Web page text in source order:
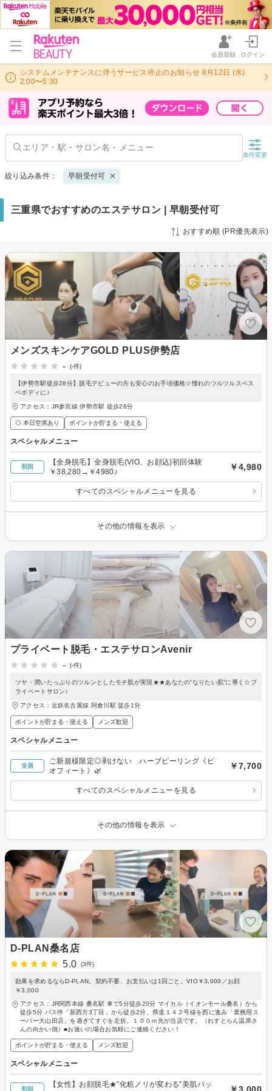
会員登録 ログイン
システムメンテナンスに伴うサービス停止のお知らせ 8月12日 (水)
2:00〜5:30
条件変更
絞り込み条件： 早朝受付可
三重県でおすすめのエステサロン | 早朝受付可
おすすめ順 (PR優先表示)
メンズスキンケアGOLD PLUS伊勢店
-
(-件)
【伊勢市駅徒歩28分】脱毛デビューの方も安心のお手頃価格☆憧れのツルツルスベス
ベボディに♪
アクセス：JR参宮線 伊勢市駅 徒歩28分
◎ 本日空席あり ポイントが貯まる・使える
スペシャルメニュー
初回
【全身脱毛】全身脱毛(VIO、お顔込)初回体験
￥38,280→￥4980♪
￥4,980
すべてのスペシャルメニューを見る
その他の情報を表示
プライベート脱毛・エステサロンAvenir
-
(-件)
ツヤ・潤いたっぷりのツルンとしたモチ肌が実現★★あなたの”なりたい肌”に導く☆プ
ライベートサロン♪
アクセス：近鉄名古屋線 阿倉川駅 徒歩1分
ポイントが貯まる・使える メンズ歓迎
スペシャルメニュー
全員
ご新規様限定◎剥けない ハーブピーリング《ビ
オフィート》🌿
￥7,700
すべてのスペシャルメニューを見る
その他の情報を表示
D-PLAN桑名店
5.0
(3件)
効果を求めるならD-PLAN。契約不要、お支払いは1回ごと。VIO￥3,000／お顔
￥3,000
アクセス：JR関西本線 桑名駅 車で5分徒歩20分 マイカル（イオンモール桑名）から
徒歩5分 バス停「新西方3丁目」から徒歩2分、県道１４２号線を西に進み「業務用ス
ーパー大山田店」を過ぎてすぐを左折。１００ｍ先が当店です。（れすとらん温席さ
んの向かい側）■お迷いの場合お気軽にご連絡ください！
ポイントが貯まる・使える メンズ歓迎
スペシャルメニュー
初回
【女性】お顔脱毛★”化粧ノリが変わる”美肌パッ
￥3,000